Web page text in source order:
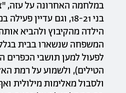
בני 18-21, וגם
הילדה מהקיבוץ ולהביא
המשפחה שנשארו בבית בגלל
לפעול למען תושבי הכפרים
הטילים), ולשמוע על רמת
ולסבול מאלימות מילולית